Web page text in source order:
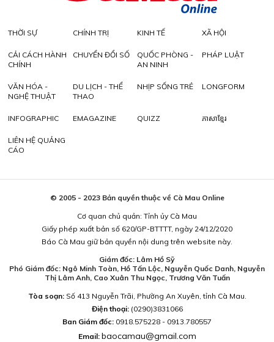
THỜI SỰ CHÍNH TRỊ KINH TẾ XÃ HỘI
CẢI CÁCH HÀNH
CHÍNH
CHUYỂN ĐỔI SỐ
QUỐC PHÒNG -
AN NINH
PHÁP LUẬT
VĂN HÓA -
NGHỆ THUẬT
DU LỊCH - THỂ
THAO
NHỊP SỐNG TRẺ LONGFORM
INFOGRAPHIC EMAGAZINE QUIZZ ភាសាខ្មែរ
LIÊN HỆ QUẢNG
CÁO
© 2005 - 2023 Bản quyền thuộc về Cà Mau Online
Cơ quan chủ quản: Tỉnh ủy Cà Mau
Giấy phép xuất bản số 620/GP-BTTTT, ngày 24/12/2020
Báo Cà Mau giữ bản quyền nội dung trên website này.
Giám đốc: Lâm Hồ Sỹ
Phó Giám đốc: Ngô Minh Toàn, Hồ Tấn Lộc, Nguyễn Quốc Danh, Nguyễn
Thị Lâm Anh, Cao Xuân Thu Ngọc, Trương Văn Tuấn
Tòa soạn:Số 413 Nguyễn Trãi, Phường An Xuyên, tỉnh Cà Mau.
Điện thoại: (0290)3831066
Ban Giám đốc: 0918.575228 - 0913.780557
Email: baocamau@gmail.com